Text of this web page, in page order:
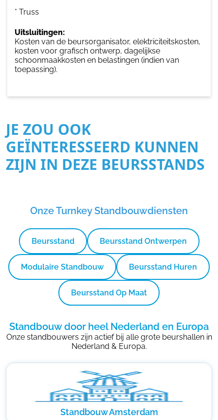
* Truss
Uitsluitingen:
Kosten van de beursorganisator, elektriciteitskosten,
kosten voor grafisch ontwerp, dagelijkse
schoonmaakkosten en belastingen (indien van
toepassing).
JE ZOU OOK
GEÏNTERESSEERD KUNNEN
ZIJN IN DEZE BEURSSTANDS
Onze Turnkey Standbouwdiensten
Beursstand Beursstand Ontwerpen
Modulaire Standbouw Beursstand Huren
Beursstand Op Maat
Standbouw door heel Nederland en Europa
Onze standbouwers zijn actief bij alle grote beurshallen in
Nederland & Europa.
Standbouw Amsterdam